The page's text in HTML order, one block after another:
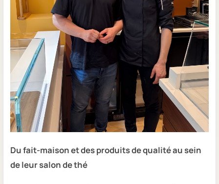
Du fait-maison et des produits de qualité au sein
de leur salon de thé